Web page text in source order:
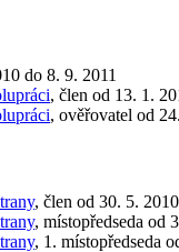
do 8. 9. 2011
, člen od 13. 1.
, ověřovatel od
, člen od 30. 5.
, místopředseda od
, 1. místopředseda